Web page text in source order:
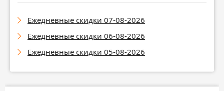
Ежедневные скидки 07-08-2026
Ежедневные скидки 06-08-2026
Ежедневные скидки 05-08-2026